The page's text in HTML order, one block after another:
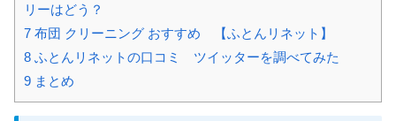
リーはどう？
7 布団 クリーニング おすすめ 【ふとんリネット】
8 ふとんリネットの口コミ ツイッターを調べてみた
9 まとめ